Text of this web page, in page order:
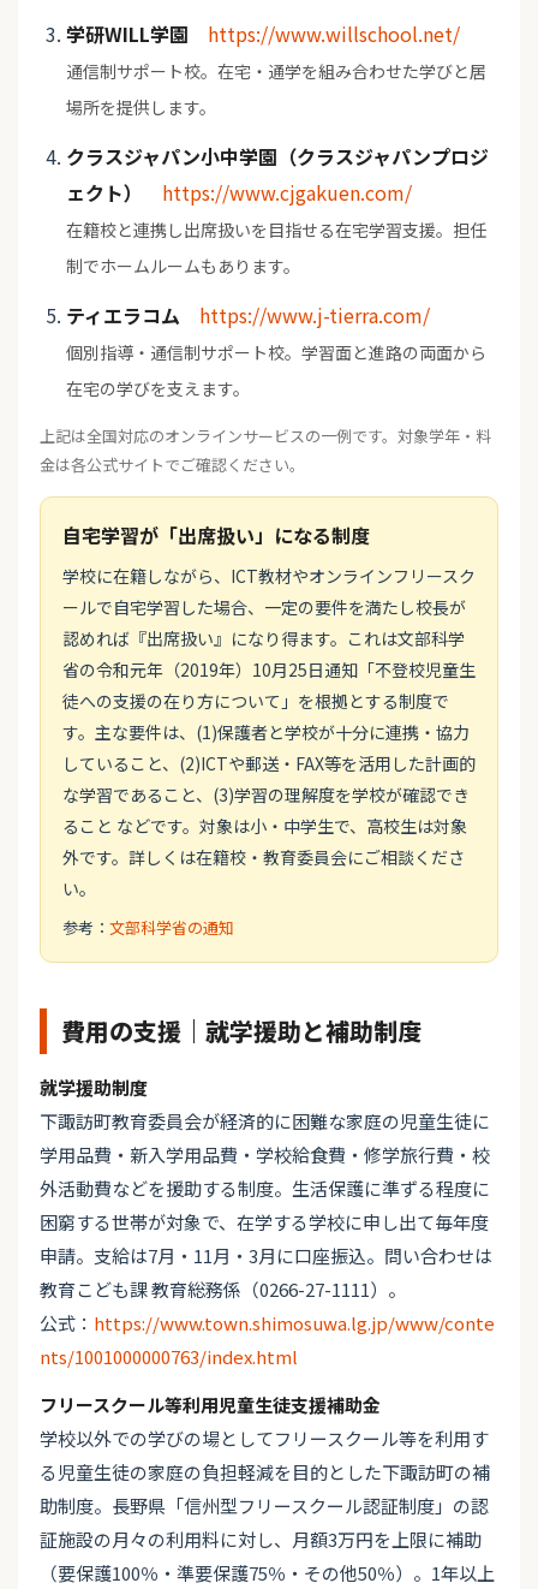
学研WILL学園 https://www.willschool.net/
通信制サポート校。在宅・通学を組み合わせた学びと居
場所を提供します。
クラスジャパン小中学園（クラスジャパンプロジ
ェクト）
https://www.cjgakuen.com/
在籍校と連携し出席扱いを目指せる在宅学習支援。担任
制でホームルームもあります。
ティエラコム https://www.j-tierra.com/
個別指導・通信制サポート校。学習面と進路の両面から
在宅の学びを支えます。
上記は全国対応のオンラインサービスの一例です。対象学年・料
金は各公式サイトでご確認ください。
自宅学習が「出席扱い」になる制度
学校に在籍しながら、ICT教材やオンラインフリースク
ールで自宅学習した場合、一定の要件を満たし校長が
認めれば『出席扱い』になり得ます。これは文部科学
省の令和元年（2019年）10月25日通知「不登校児童生
徒への支援の在り方について」を根拠とする制度で
す。主な要件は、(1)保護者と学校が十分に連携・協力
していること、(2)ICTや郵送・FAX等を活用した計画的
な学習であること、(3)学習の理解度を学校が確認でき
ること などです。対象は小・中学生で、高校生は対象
外です。詳しくは在籍校・教育委員会にご相談くださ
い。
参考： 文部科学省の通知
費用の支援｜就学援助と補助制度
就学援助制度
下諏訪町教育委員会が経済的に困難な家庭の児童生徒に
学用品費・新入学用品費・学校給食費・修学旅行費・校
外活動費などを援助する制度。生活保護に準ずる程度に
困窮する世帯が対象で、在学する学校に申し出て毎年度
申請。支給は7月・11月・3月に口座振込。問い合わせは
教育こども課 教育総務係（0266-27-1111）。
公式： https://www.town.shimosuwa.lg.jp/www/conte
nts/1001000000763/index.html
フリースクール等利用児童生徒支援補助金
学校以外での学びの場としてフリースクール等を利用す
る児童生徒の家庭の負担軽減を目的とした下諏訪町の補
助制度。長野県「信州型フリースクール認証制度」の認
証施設の月々の利用料に対し、月額3万円を上限に補助
（要保護100％・準要保護75％・その他50％）。1年以上